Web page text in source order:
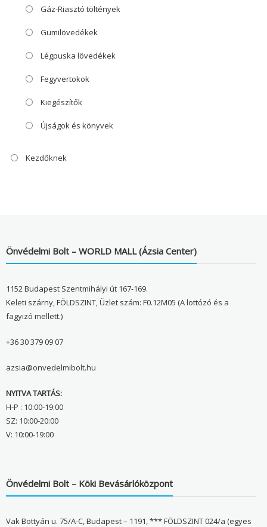
Gáz-Riasztó töltények
Gumilövedékek
Légpuska lövedékek
Fegyvertokok
Kiegészítők
Újságok és könyvek
Kezdőknek
Önvédelmi Bolt – WORLD MALL (Ázsia Center)
1152 Budapest Szentmihályi út 167-169.
Keleti szárny, FÖLDSZINT, Üzlet szám: F0.12M05 (A lottózó és a
fagyizó mellett.)
+36 30 379 09 07
azsia@onvedelmibolt.hu
NYITVA TARTÁS:
H-P : 10:00-19:00
SZ: 10:00-20:00
V: 10:00-19:00
Önvédelmi Bolt – Köki Bevásárlóközpont
Vak Bottyán u. 75/A-C, Budapest – 1191, *** FÖLDSZINT 024/a (egyes